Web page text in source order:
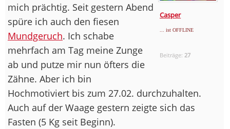
Casper
... ist OFFLINE
Beiträge: 27
mich prächtig. Seit gestern Abend
spüre ich auch den fiesen
Mundgeruch. Ich schabe
mehrfach am Tag meine Zunge
ab und putze mir nun öfters die
Zähne. Aber ich bin
Hochmotiviert bis zum 27.02. durchzuhalten.
Auch auf der Waage gestern zeigte sich das
Fasten (5 Kg seit Beginn).